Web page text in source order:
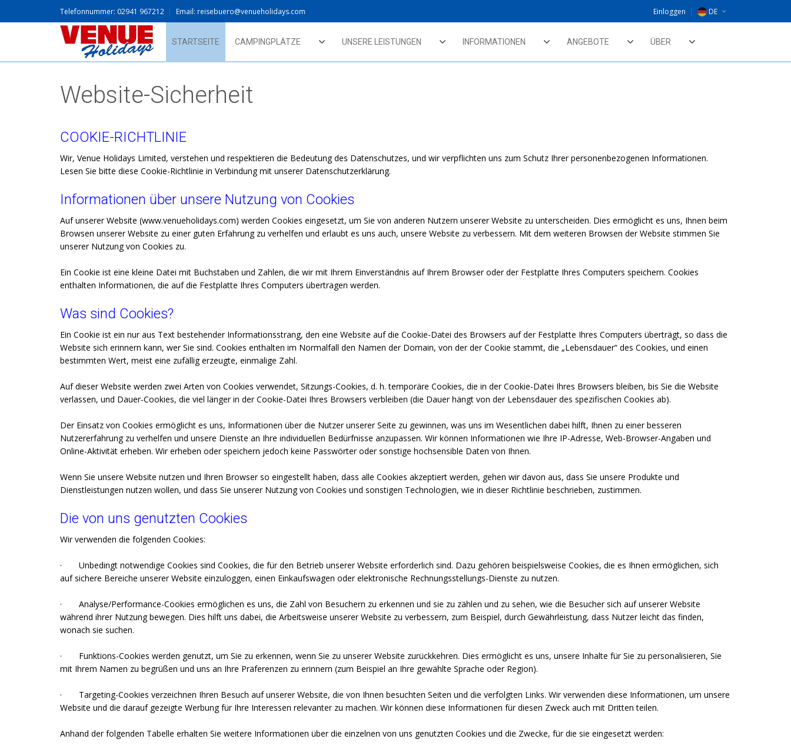
Telefonnummer: 02941 967212 Email: reisebuero@venueholidays.com Einloggen DE
NL
STARTSEITE CAMPINGPLÄTZE UNSERE LEISTUNGEN INFORMATIONEN ANGEBOTE ÜBER
Website-Sicherheit
COOKIE-RICHTLINIE
Wir, Venue Holidays Limited, verstehen und respektieren die Bedeutung des Datenschutzes, und wir verpflichten uns zum Schutz Ihrer personenbezogenen Informationen.
Lesen Sie bitte diese Cookie-Richtlinie in Verbindung mit unserer Datenschutzerklärung.
Informationen über unsere Nutzung von Cookies
Auf unserer Website (www.venueholidays.com) werden Cookies eingesetzt, um Sie von anderen Nutzern unserer Website zu unterscheiden. Dies ermöglicht es uns, Ihnen beim
Browsen unserer Website zu einer guten Erfahrung zu verhelfen und erlaubt es uns auch, unsere Website zu verbessern. Mit dem weiteren Browsen der Website stimmen Sie
unserer Nutzung von Cookies zu.
Ein Cookie ist eine kleine Datei mit Buchstaben und Zahlen, die wir mit Ihrem Einverständnis auf Ihrem Browser oder der Festplatte Ihres Computers speichern. Cookies
enthalten Informationen, die auf die Festplatte Ihres Computers übertragen werden.
Was sind Cookies?
Ein Cookie ist ein nur aus Text bestehender Informationsstrang, den eine Website auf die Cookie-Datei des Browsers auf der Festplatte Ihres Computers überträgt, so dass die
Website sich erinnern kann, wer Sie sind. Cookies enthalten im Normalfall den Namen der Domain, von der der Cookie stammt, die „Lebensdauer“ des Cookies, und einen
bestimmten Wert, meist eine zufällig erzeugte, einmalige Zahl.
Auf dieser Website werden zwei Arten von Cookies verwendet, Sitzungs-Cookies, d. h. temporäre Cookies, die in der Cookie-Datei Ihres Browsers bleiben, bis Sie die Website
verlassen, und Dauer-Cookies, die viel länger in der Cookie-Datei Ihres Browsers verbleiben (die Dauer hängt von der Lebensdauer des spezifischen Cookies ab).
Der Einsatz von Cookies ermöglicht es uns, Informationen über die Nutzer unserer Seite zu gewinnen, was uns im Wesentlichen dabei hilft, Ihnen zu einer besseren
Nutzererfahrung zu verhelfen und unsere Dienste an Ihre individuellen Bedürfnisse anzupassen. Wir können Informationen wie Ihre IP-Adresse, Web-Browser-Angaben und
Online-Aktivität erheben. Wir erheben oder speichern jedoch keine Passwörter oder sonstige hochsensible Daten von Ihnen.
Wenn Sie unsere Website nutzen und Ihren Browser so eingestellt haben, dass alle Cookies akzeptiert werden, gehen wir davon aus, dass Sie unsere Produkte und
Dienstleistungen nutzen wollen, und dass Sie unserer Nutzung von Cookies und sonstigen Technologien, wie in dieser Richtlinie beschrieben, zustimmen.
Die von uns genutzten Cookies
Wir verwenden die folgenden Cookies:
·
Unbedingt notwendige Cookies sind Cookies, die für den Betrieb unserer Website erforderlich sind. Dazu gehören beispielsweise Cookies, die es Ihnen ermöglichen, sich
auf sichere Bereiche unserer Website einzuloggen, einen Einkaufswagen oder elektronische Rechnungsstellungs-Dienste zu nutzen.
·
Analyse/Performance-Cookies ermöglichen es uns, die Zahl von Besuchern zu erkennen und sie zu zählen und zu sehen, wie die Besucher sich auf unserer Website
während ihrer Nutzung bewegen. Dies hilft uns dabei, die Arbeitsweise unserer Website zu verbessern, zum Beispiel, durch Gewährleistung, dass Nutzer leicht das finden,
wonach sie suchen.
·
Funktions-Cookies werden genutzt, um Sie zu erkennen, wenn Sie zu unserer Website zurückkehren. Dies ermöglicht es uns, unsere Inhalte für Sie zu personalisieren, Sie
mit Ihrem Namen zu begrüßen und uns an Ihre Präferenzen zu erinnern (zum Beispiel an Ihre gewählte Sprache oder Region).
·
Targeting-Cookies verzeichnen Ihren Besuch auf unserer Website, die von Ihnen besuchten Seiten und die verfolgten Links. Wir verwenden diese Informationen, um unsere
Website und die darauf gezeigte Werbung für Ihre Interessen relevanter zu machen. Wir können diese Informationen für diesen Zweck auch mit Dritten teilen.
Anhand der folgenden Tabelle erhalten Sie weitere Informationen über die einzelnen von uns genutzten Cookies und die Zwecke, für die sie eingesetzt werden: